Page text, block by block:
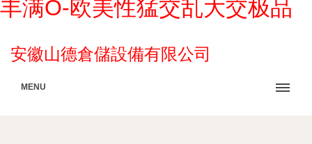
丰满O-欧美性猛交乱大交极品
安徽山德倉儲設備有限公司
MENU